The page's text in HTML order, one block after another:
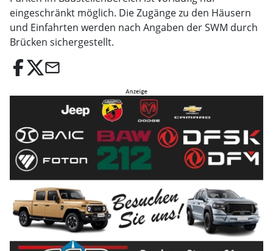
eingeschränkt möglich. Die Zugänge zu den Häusern
und Einfahrten werden nach Angaben der SWM durch
Brücken sichergestellt.
email